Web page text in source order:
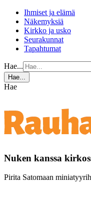
Ihmiset ja elämä
Näkemyksiä
Kirkko ja usko
Seurakunnat
Tapahtumat
Hae...
Hae...
Hae
Nuken kanssa
Pirita Satomaan